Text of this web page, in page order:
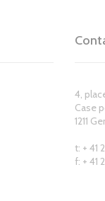
4,
Case
1211
t: + 41
f: + 41